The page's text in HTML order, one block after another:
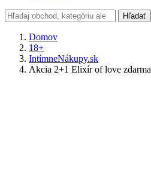
Hľadať
Domov
18+
IntímneNákupy.sk
Akcia 2+1 Elixír of love zdarma